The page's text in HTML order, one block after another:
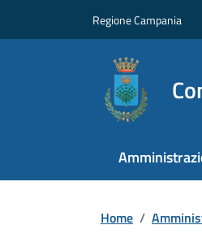
Regione Campania
Home /